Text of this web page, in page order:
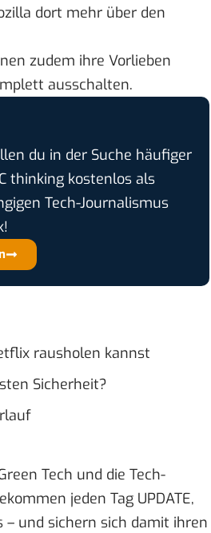
dort mehr über den
zudem ihre Vorlieben
ausschalten.
du in der Suche häufiger
thinking kostenlos als
Tech-Journalismus
rausholen kannst
Sicherheit?
Tech und die Tech-
jeden Tag UPDATE,
– und sichern sich damit ihren